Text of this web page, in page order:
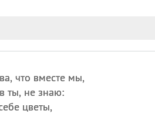
что вместе мы,
ты, не знаю:
цветы,